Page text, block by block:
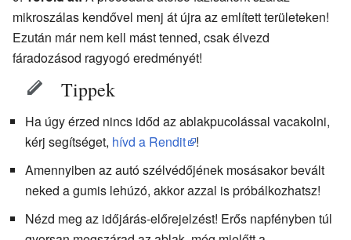
mikroszálas kendővel menj át újra az említett területeken!
Ezután már nem kell mást tenned, csak élvezd
fáradozásod ragyogó eredményét!
Tippek
Ha úgy érzed nincs időd az ablakpucolással vacakolni,
kérj segítséget, hívd a Rendit
!
Amennyiben az autó szélvédőjének mosásakor bevált
neked a gumis lehúzó, akkor azzal is próbálkozhatsz!
Nézd meg az időjárás-előrejelzést! Erős napfényben túl